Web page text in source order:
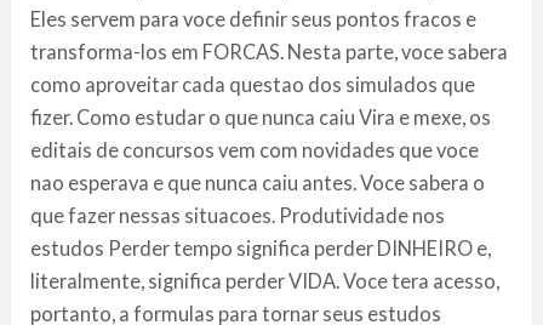
Eles servem para voce definir seus pontos fracos e
transforma-los em FORCAS. Nesta parte, voce sabera
como aproveitar cada questao dos simulados que
fizer. Como estudar o que nunca caiu Vira e mexe, os
editais de concursos vem com novidades que voce
nao esperava e que nunca caiu antes. Voce sabera o
que fazer nessas situacoes. Produtividade nos
estudos Perder tempo significa perder DINHEIRO e,
literalmente, significa perder VIDA. Voce tera acesso,
portanto, a formulas para tornar seus estudos